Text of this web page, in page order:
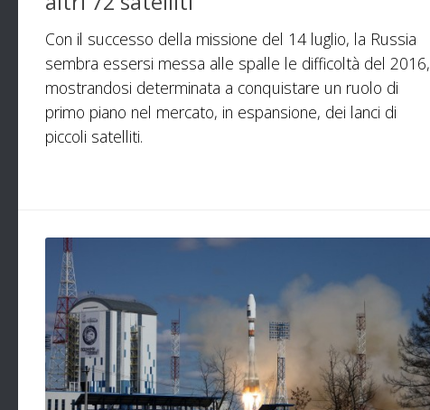
Con il successo della missione del 14 luglio, la Russia
sembra essersi messa alle spalle le difficoltà del 2016,
mostrandosi determinata a conquistare un ruolo di
primo piano nel mercato, in espansione, dei lanci di
piccoli satelliti.